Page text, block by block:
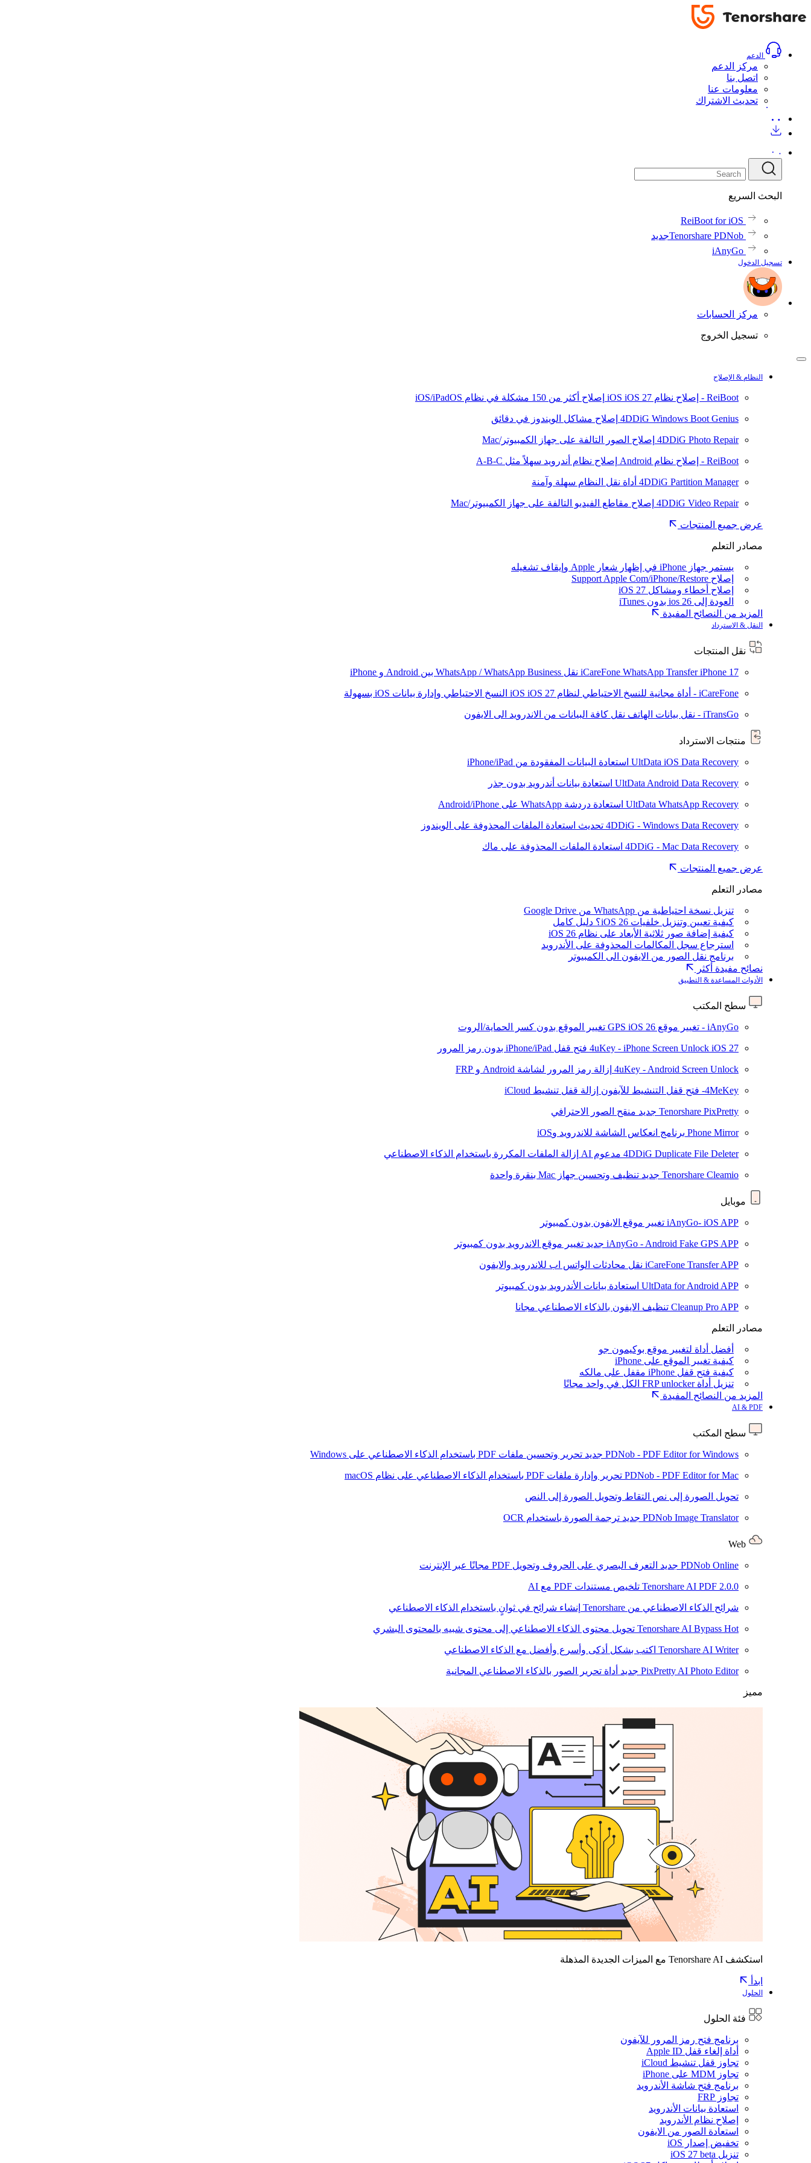
الدعم
مركز الدعم
اتصل بنا
معلومات عنا
تحديث الاشتراك
البحث السريع
ReiBoot for iOS
Tenorshare PDNobجديد
iAnyGo
تسجيل الدخول
مركز الحسابات
تسجيل الخروج
النظام & الإصلاح
ReiBoot - إصلاح نظام iOS iOS 27 إصلاح أكثر من 150 مشكلة في نظام iOS/iPadOS
4DDiG Windows Boot Genius إصلاح مشاكل الويندوز في دقائق
4DDiG Photo Repair إصلاح الصور التالفة على جهاز الكمبيوتر/Mac
ReiBoot - إصلاح نظام Android إصلاح نظام أندرويد سهلاً مثل A-B-C
4DDiG Partition Manager أداة نقل النظام سهلة وآمنة
4DDiG Video Repair إصلاح مقاطع الفيديو التالفة على جهاز الكمبيوتر/Mac
عرض جميع المنتجات
مصادر التعلم
يستمر جهاز iPhone في إظهار شعار Apple وإيقاف تشغيله
إصلاح Support Apple Com/iPhone/Restore
إصلاح أخطاء ومشاكل iOS 27
العودة إلى ios 26 بدون iTunes
المزيد من النصائح المفيدة
النقل & الاسترداد
نقل المنتجات
iCareFone WhatsApp TransferiPhone 17 نقل WhatsApp / WhatsApp Business بين Android و iPhone
iCareFone - أداة مجانية للنسخ الاحتياطي لنظام iOS iOS 27 النسخ الاحتياطي وإدارة بيانات iOS بسهولة
iTransGo - نقل بيانات الهاتف نقل كافة البيانات من الاندرويد الى الايفون
منتجات الاسترداد
UltData iOS Data Recovery استعادة البيانات المفقودة من iPhone/iPad
UltData Android Data Recovery استعادة بيانات أندرويد بدون جذر
UltData WhatsApp Recovery استعادة دردشة WhatsApp على Android/iPhone
4DDiG - Windows Data Recovery تحديث استعادة الملفات المحذوفة على الويندوز
4DDiG - Mac Data Recovery استعادة الملفات المحذوفة على ماك
عرض جميع المنتجات
مصادر التعلم
تنزيل نسخة احتياطية من WhatsApp من Google Drive
كيفية تعيين وتنزيل خلفيات iOS 26؟ دليل كامل
كيفية إضافة صور ثلاثية الأبعاد على نظام iOS 26
استرجاع سجل المكالمات المحذوفة على الأندرويد
برنامج نقل الصور من الايفون الى الكمبيوتر
نصائح مفيدة أكثر
الأدوات المساعدة & التطبيق
سطح المكتب
iAnyGo - تغيير موقع GPS iOS 26 تغيير الموقع بدون كسر الحماية/الروت
4uKey - iPhone Screen Unlock iOS 27 فتح قفل iPhone/iPad بدون رمز المرور
4uKey - Android Screen Unlock إزالة رمز المرور لشاشة Android و FRP
4MeKey- فتح قفل التنشيط للآيفون إزالة قفل تنشيط iCloud
Tenorshare PixPretty جديد منقح الصور الاحترافي
Phone Mirror برنامج انعكاس الشاشة للاندرويد وiOS
4DDiG Duplicate File Deleter مدعوم AI إزالة الملفات المكررة باستخدام الذكاء الاصطناعي
Tenorshare Cleamio جديد تنظيف وتحسين جهاز Mac بنقرة واحدة
موبايل
iAnyGo- iOS APP تغيير موقع الايفون بدون كمبيوتر
iAnyGo - Android Fake GPS APP جديد تغيير موقع الاندرويد بدون كمبيوتر
iCareFone Transfer APP نقل محادثات الواتس اب للاندرويد والايفون
UltData for Android APP استعادة بيانات الأندرويد بدون كمبيوتر
Cleanup Pro APP تنظيف الايفون بالذكاء الاصطناعي مجانا
مصادر التعلم
أفضل أداة لتغيير موقع بوكيمون جو
كيفية تغيير الموقع على iPhone
كيفية فتح قفل iPhone مقفل على مالكه
تنزيل أداة FRP unlocker الكل في واحد مجانًا
المزيد من النصائح المفيدة
AI & PDF
سطح المكتب
PDNob - PDF Editor for Windows جديد تحرير وتحسين ملفات PDF باستخدام الذكاء الاصطناعي على Windows
PDNob - PDF Editor for Mac تحرير وإدارة ملفات PDF باستخدام الذكاء الاصطناعي على نظام macOS
تحويل الصورة إلى نص التقاط وتحويل الصورة إلى النص
PDNob Image Translator جديد ترجمة الصورة باستخدام OCR
PDNob Online جديد التعرف البصري على الحروف وتحويل PDF مجانًا عبر الإنترنت
Tenorshare AI PDF 2.0.0 تلخيص مستندات PDF مع AI
شرائح الذكاء الاصطناعي من Tenorshare إنشاء شرائح في ثوانٍ باستخدام الذكاء الاصطناعي
Tenorshare AI Bypass Hot تحويل محتوى الذكاء الاصطناعي إلى محتوى شبيه بالمحتوى البشري
Tenorshare AI Writer اكتب بشكل أذكى وأسرع وأفضل مع الذكاء الاصطناعي
PixPretty AI Photo Editor جديد أداة تحرير الصور بالذكاء الاصطناعي المجانية
مميز
استكشف Tenorshare AI مع الميزات الجديدة المذهلة
ابدأ
الحلول
فئة الحلول
برنامج فتح رمز المرور للآيفون
أداة إلغاء قفل Apple ID
تجاوز قفل تنشيط iCloud
تجاوز MDM على iPhone
برنامج فتح شاشة الأندرويد
تجاوز FRP
استعادة بيانات الأندرويد
إصلاح نظام الأندرويد
استعادة الصور من الايفون
تخفيض إصدار iOS
تنزيل iOS 27 beta